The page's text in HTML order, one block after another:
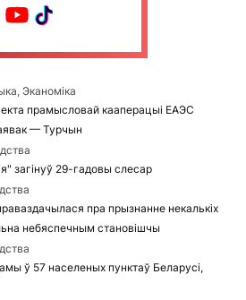
Эканоміка
прамысловай кааперацыі ЕАЭС
— Турчын
загінуў 29-гадовы слесар
пра прызнанне некалькіх
небяспечным становішчы
ў 57 населеных пунктаў Беларусі,